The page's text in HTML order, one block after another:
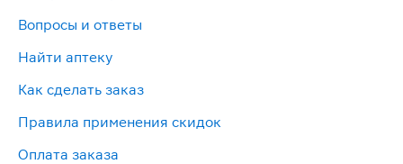
Вопросы и ответы
Найти аптеку
Как сделать заказ
Правила применения скидок
Оплата заказа